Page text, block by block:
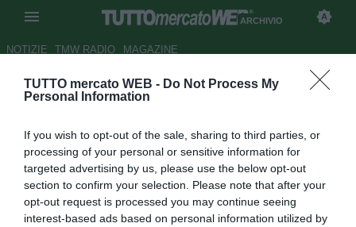
TUTTO mercato WEB - Do Not Process My
Personal Information
If you wish to opt-out of the sale, sharing to third parties, or
processing of your personal or sensitive information for
targeted advertising by us, please use the below opt-out
section to confirm your selection. Please note that after your
opt-out request is processed you may continue seeing
interest-based ads based on personal information utilized by
ARCHIVIO
NOTIZIE TMW RADIO MAGAZINE
Milan: Inzaghi fuori un mese,
Autore Francesco Letizia
01.02.2007 18:00
vedi letture